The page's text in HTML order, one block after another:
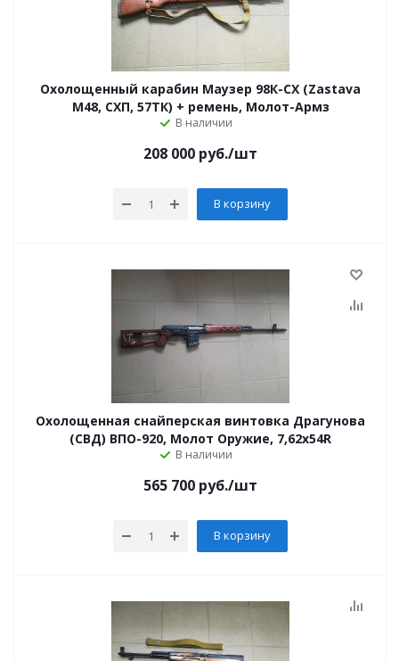
Охолощенный карабин Маузер 98К-СХ (Zastava
M48, СХП, 57ТК) + ремень, Молот-Армз
В наличии
208 000 руб./шт
В корзину
Охолощенная снайперская винтовка Драгунова
(СВД) ВПО-920, Молот Оружие, 7,62х54R
В наличии
565 700 руб./шт
В корзину